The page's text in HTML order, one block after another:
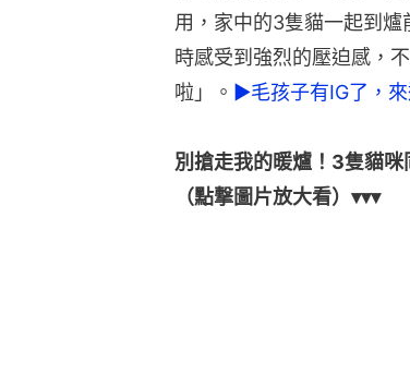
用，家中的3隻貓一起到
時感受到強烈的壓迫感，
啦」。 ►毛孩子有IG了，來
別搶走我的暖爐！3隻貓咪
（點撃圖片放大看）▾▾▾